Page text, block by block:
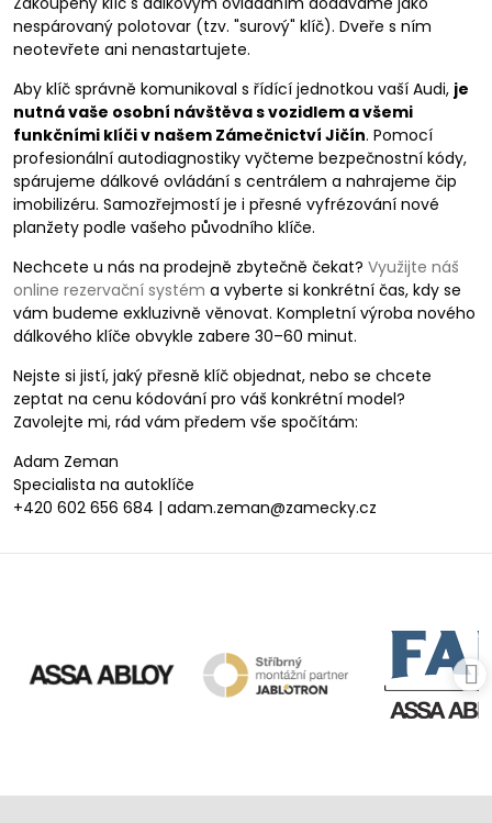
nespárovaný polotovar (tzv. "surový" klíč). Dveře s ním
neotevřete ani nenastartujete.
Aby klíč správně komunikoval s řídící jednotkou vaší Audi, je
nutná vaše osobní návštěva s vozidlem a všemi
funkčními klíči v našem Zámečnictví Jičín. Pomocí
profesionální autodiagnostiky vyčteme bezpečnostní kódy,
spárujeme dálkové ovládání s centrálem a nahrajeme čip
imobilizéru. Samozřejmostí je i přesné vyfrézování nové
planžety podle vašeho původního klíče.
Nechcete u nás na prodejně zbytečně čekat? Využijte náš
online rezervační systém a vyberte si konkrétní čas, kdy se
vám budeme exkluzivně věnovat. Kompletní výroba nového
dálkového klíče obvykle zabere 30–60 minut.
Nejste si jistí, jaký přesně klíč objednat, nebo se chcete
zeptat na cenu kódování pro váš konkrétní model?
Zavolejte mi, rád vám předem vše spočítám:
Adam Zeman
Specialista na autoklíče
+420 602 656 684 | adam.zeman@zamecky.cz